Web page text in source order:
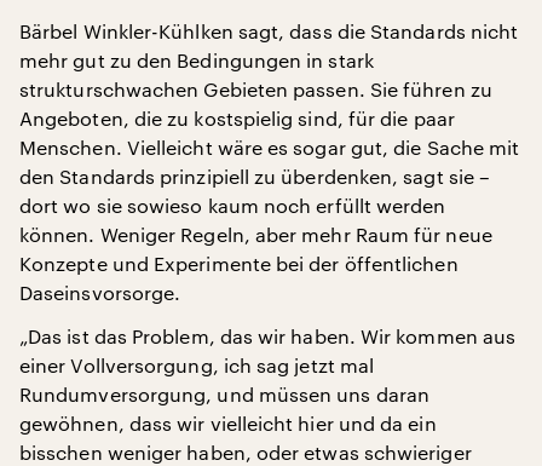
Bärbel Winkler-Kühlken sagt, dass die Standards nicht
mehr gut zu den Bedingungen in stark
strukturschwachen Gebieten passen. Sie führen zu
Angeboten, die zu kostspielig sind, für die paar
Menschen. Vielleicht wäre es sogar gut, die Sache mit
den Standards prinzipiell zu überdenken, sagt sie –
dort wo sie sowieso kaum noch erfüllt werden
können. Weniger Regeln, aber mehr Raum für neue
Konzepte und Experimente bei der öffentlichen
Daseinsvorsorge.
„Das ist das Problem, das wir haben. Wir kommen aus
einer Vollversorgung, ich sag jetzt mal
Rundumversorgung, und müssen uns daran
gewöhnen, dass wir vielleicht hier und da ein
bisschen weniger haben, oder etwas schwieriger